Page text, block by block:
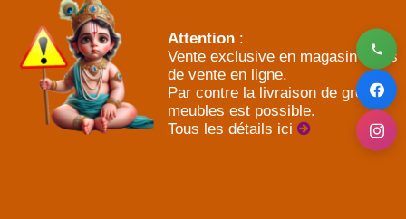
Attention :
Vente exclusive en magasin - Pas
de vente en ligne.
Par contre la livraison de gros
meubles est possible.
Tous les détails ici